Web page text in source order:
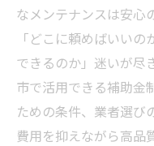
なメンテナンスは安心
「どこに頼めばいい
できるのか」迷いが尽
市で活用できる補助金
ための条件、業者選び
費用を抑えながら高品